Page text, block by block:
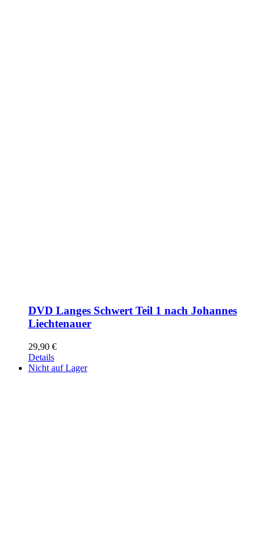
DVD Langes Schwert Teil 1 nach Johannes
Liechtenauer
29,90 €
Details
Nicht auf Lager